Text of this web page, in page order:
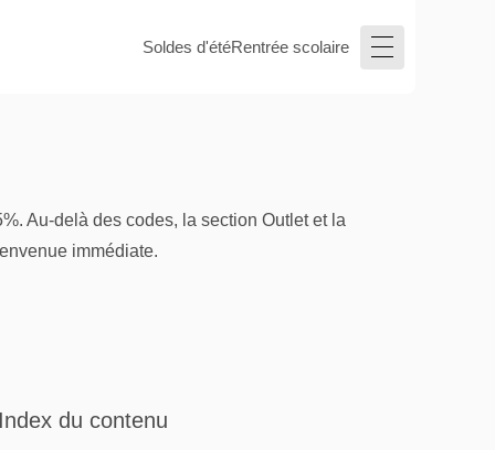
Soldes d'étéRentrée scolaire
Au-delà des codes, la section Outlet et la
immédiate.
du contenu